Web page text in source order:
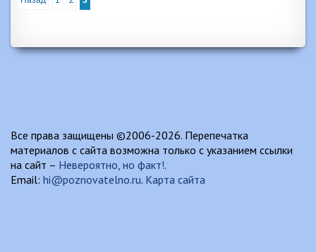
Все права защищены ©2006-2026. Перепечатка
материалов с сайта возможна только с указанием ссылки
на сайт – Невероятно, но факт!.
Email: hi@poznovatelno.ru. Карта сайта